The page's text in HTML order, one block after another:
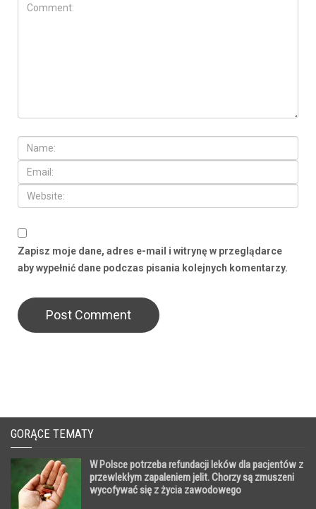
Zapisz moje dane, adres e-mail i witrynę w przeglądarce
aby wypełnić dane podczas pisania kolejnych komentarzy.
GORĄCE TEMATY
W Polsce potrzeba refundacji leków dla pacjentów z
przewlekłym zapaleniem jelit. Chorzy są zmuszeni
wycofywać się z życia zawodowego